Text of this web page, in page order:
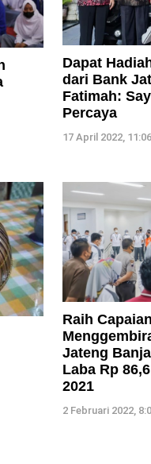
Dapat
dari Bank
Fatimah:
Percaya
17 April 2022,
Raih Capaian
Jateng
Laba Rp
2021
2 Februari 2022,